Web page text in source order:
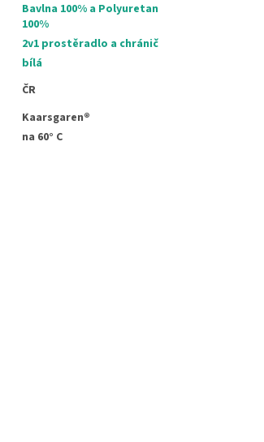
Bavlna 100% a Polyuretan
100%
2v1 prostěradlo a chránič
bílá
ČR
Kaarsgaren®
na 60° C